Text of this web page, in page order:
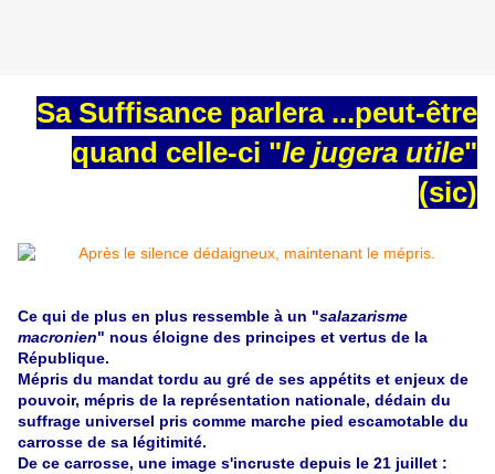
Sa Suffisance parlera ...peut-être
quand celle-ci "le jugera utile"
(sic)
Ce qui de plus en plus ressemble à un "salazarisme
macronien" nous éloigne des principes et vertus de la
République.
Mépris du mandat tordu au gré de ses appétits et enjeux de
pouvoir, mépris de la représentation nationale, dédain du
suffrage universel pris comme marche pied escamotable du
carrosse de sa légitimité.
De ce carrosse, une image s'incruste depuis le 21 juillet :